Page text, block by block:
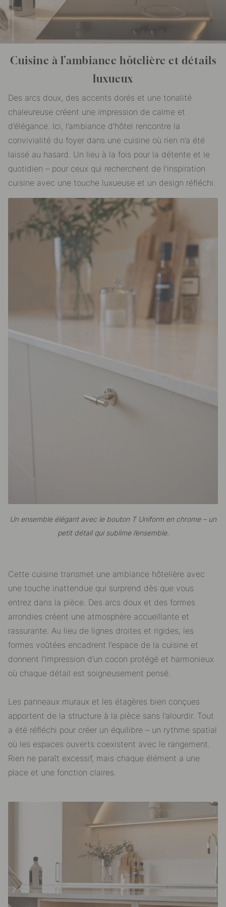
Cuisine à l’ambiance hôtelière et détails
luxueux
Des arcs doux, des accents dorés et une tonalité
chaleureuse créent une impression de calme et
d’élégance. Ici, l’ambiance d’hôtel rencontre la
convivialité du foyer dans une cuisine où rien n’a été
laissé au hasard. Un lieu à la fois pour la détente et le
quotidien – pour ceux qui recherchent de l’inspiration
cuisine avec une touche luxueuse et un design réfléchi.
Un ensemble élégant avec le bouton T Uniform en chrome – un
petit détail qui sublime l’ensemble.
Cette cuisine transmet une ambiance hôtelière avec
une touche inattendue qui surprend dès que vous
entrez dans la pièce. Des arcs doux et des formes
arrondies créent une atmosphère accueillante et
rassurante. Au lieu de lignes droites et rigides, les
formes voûtées encadrent l’espace de la cuisine et
donnent l’impression d’un cocon protégé et harmonieux
où chaque détail est soigneusement pensé.
Les panneaux muraux et les étagères bien conçues
apportent de la structure à la pièce sans l’alourdir. Tout
a été réfléchi pour créer un équilibre – un rythme spatial
où les espaces ouverts coexistent avec le rangement.
Rien ne paraît excessif, mais chaque élément a une
place et une fonction claires.